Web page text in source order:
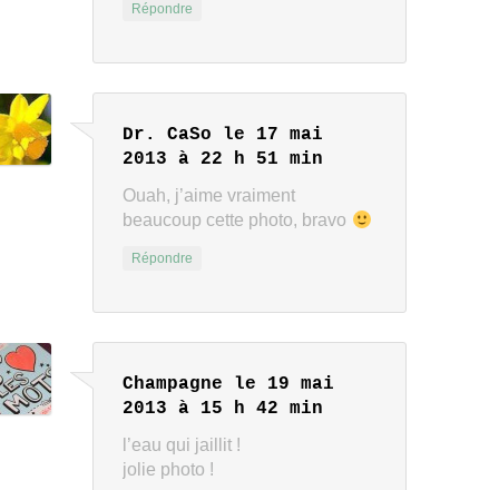
Répondre
Dr. CaSo
le 17 mai
2013 à 22 h 51 min
Ouah, j’aime vraiment
beaucoup cette photo, bravo
Répondre
Champagne
le 19 mai
2013 à 15 h 42 min
l’eau qui jaillit !
jolie photo !